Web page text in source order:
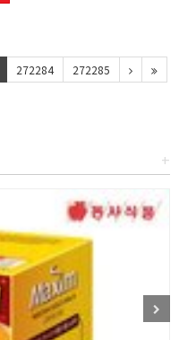
272284 272285
+